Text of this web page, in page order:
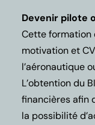
Devenir pilote
Cette formation
motivation et
l’aéronautique
L’obtention du
financières afin
la possibilité